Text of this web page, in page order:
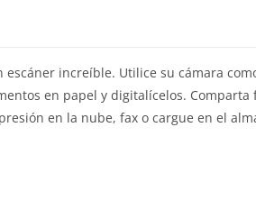
increíble. Utilice su cámara
en papel y digitalícelos. Comparta
en la nube, fax o cargue en el